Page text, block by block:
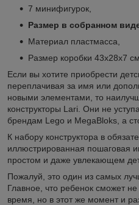
7 минифигурок,
Размер в собранном
Материал пластмасса,
Размер коробки 43х28х7 см.
Если вы хотите приобрести
переплачивая за имя или
новыми элементами, то
конструкторы Lari. Они не
брендам Lego и MegaBloks, а
К набору конструктора в
иллюстрированная пошаговая
простом и даже увлекающем
Пожалуй, это один из самых
Главное, что ребенок сможет
время, но в этот же момент и